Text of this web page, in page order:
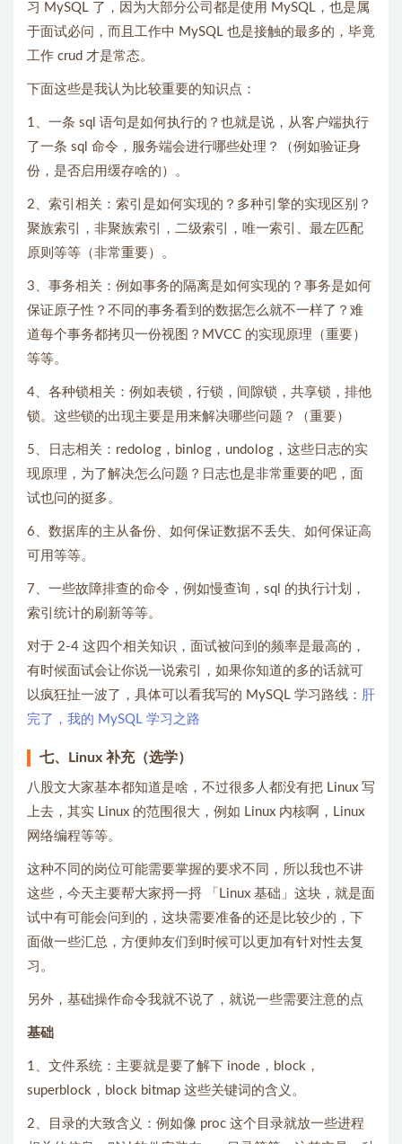
习 MySQL 了，因为大部分公司都是使用 MySQL，也是属
于面试必问，而且工作中 MySQL 也是接触的最多的，毕竟
工作 crud 才是常态。
下面这些是我认为比较重要的知识点：
1、一条 sql 语句是如何执行的？也就是说，从客户端执行
了一条 sql 命令，服务端会进行哪些处理？（例如验证身
份，是否启用缓存啥的）。
2、索引相关：索引是如何实现的？多种引擎的实现区别？
聚族索引，非聚族索引，二级索引，唯一索引、最左匹配
原则等等（非常重要）。
3、事务相关：例如事务的隔离是如何实现的？事务是如何
保证原子性？不同的事务看到的数据怎么就不一样了？难
道每个事务都拷贝一份视图？MVCC 的实现原理（重要）
等等。
4、各种锁相关：例如表锁，行锁，间隙锁，共享锁，排他
锁。这些锁的出现主要是用来解决哪些问题？（重要）
5、日志相关：redolog，binlog，undolog，这些日志的实
现原理，为了解决怎么问题？日志也是非常重要的吧，面
试也问的挺多。
6、数据库的主从备份、如何保证数据不丢失、如何保证高
可用等等。
7、一些故障排查的命令，例如慢查询，sql 的执行计划，
索引统计的刷新等等。
对于 2-4 这四个相关知识，面试被问到的频率是最高的，
有时候面试会让你说一说索引，如果你知道的多的话就可
以疯狂扯一波了，具体可以看我写的 MySQL 学习路线： 肝
完了，我的 MySQL 学习之路
七、Linux 补充（选学）
八股文大家基本都知道是啥，不过很多人都没有把 Linux 写
上去，其实 Linux 的范围很大，例如 Linux 内核啊，Linux
网络编程等等。
这种不同的岗位可能需要掌握的要求不同，所以我也不讲
这些，今天主要帮大家捋一捋 「Linux 基础」这块，就是面
试中有可能会问到的，这块需要准备的还是比较少的，下
面做一些汇总，方便帅友们到时候可以更加有针对性去复
习。
另外，基础操作命令我就不说了，就说一些需要注意的点
基础
1、文件系统：主要就是要了解下 inode，block，
superblock，block bitmap 这些关键词的含义。
2、目录的大致含义：例如像 proc 这个目录就放一些进程